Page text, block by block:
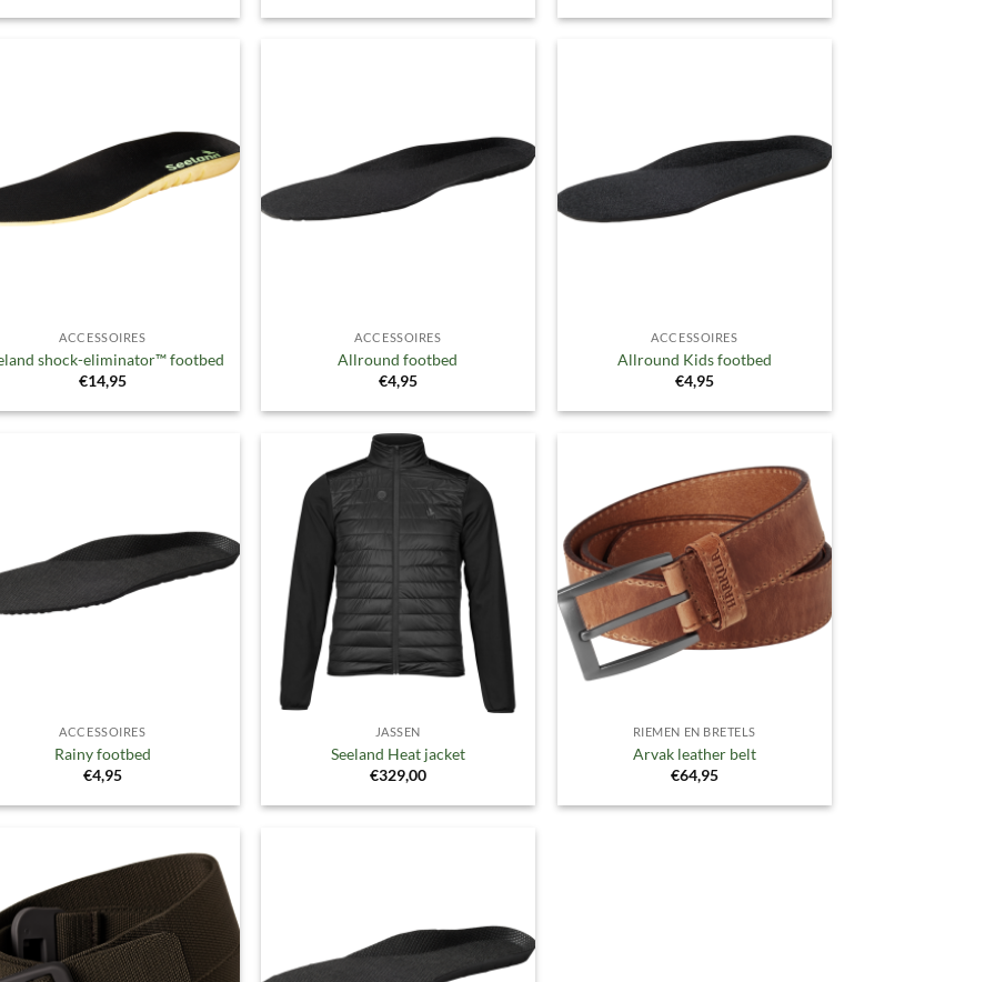
verlanglijst
ACCESSOIRES
shock-eliminator™ footbed
€14,95
ACCESSOIRES
Allround footbed
€4,95
ACCESSOIRES
Allround Kids footbed
€4,95
ACCESSOIRES
Rainy footbed
€4,95
Toevoegen
aan
verlanglijst
JASSEN
Seeland Heat jacket
€329,00
Toevoegen
aan
verlanglijst
RIEMEN EN BRETELS
Arvak leather belt
€64,95
Toevoegen
aan
verlanglijst